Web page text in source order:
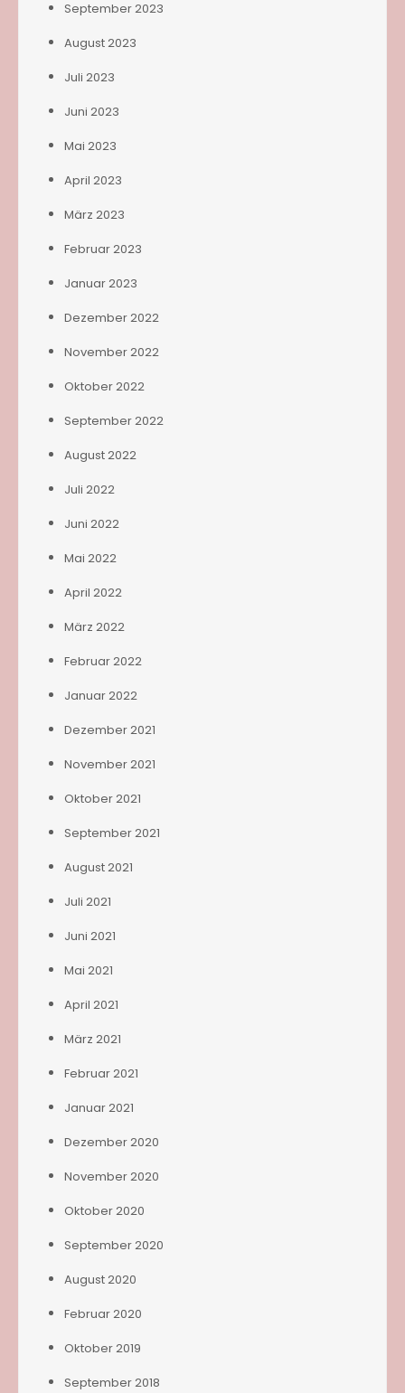
September 2023
August 2023
Juli 2023
Juni 2023
Mai 2023
April 2023
März 2023
Februar 2023
Januar 2023
Dezember 2022
November 2022
Oktober 2022
September 2022
August 2022
Juli 2022
Juni 2022
Mai 2022
April 2022
März 2022
Februar 2022
Januar 2022
Dezember 2021
November 2021
Oktober 2021
September 2021
August 2021
Juli 2021
Juni 2021
Mai 2021
April 2021
März 2021
Februar 2021
Januar 2021
Dezember 2020
November 2020
Oktober 2020
September 2020
August 2020
Februar 2020
Oktober 2019
September 2018